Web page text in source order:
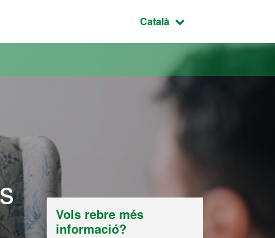
Idioma seleccionat:
Català
Vols rebre més
informació?